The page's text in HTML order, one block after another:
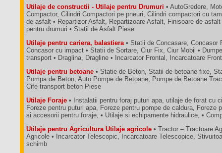
Utilaje de constructii - Utilaje pentru Drumuri • AutoGredere,
Compactor, Cilindri Compactori pe pneuri, Cilindri compactori cu
de asfalt • Repartizor Asfalt, Repartizoare Asfalt, Finisoare de
pentru drumuri • Statii de Asfalt Piese
Utilaje pentru cariera, balastiera • Statii de Concasare, Concasor
Concasor cu impact • Statii de Sortare, Ciur Fix, Ciur Mobil •
transport • Draglina, Dragline • Incarcator Frontal, Incarcatoare
Utilaje pentru betoane • Statie de Beton, Statii de betoane fixe,
Pompa de Beton, Auto Pompe de Betoane, Pompe de Betoane
Cife transport beton Piese
Utilaje Foraje • Instalatii pentru foraj puturi apa, utilaje de forat cu
Foreze pentru puturi apa, Foreze pentru pompe de caldura, Foreze
si accesorii pentru foraje, • Utilaje si echipamente hidraulice, •
Utilaje pentru Agricultura Utilaje agricole • Tractor – Tractoare
Agricole • Incarcator Telescopic, Incarcatoare Telescopice,
schimb